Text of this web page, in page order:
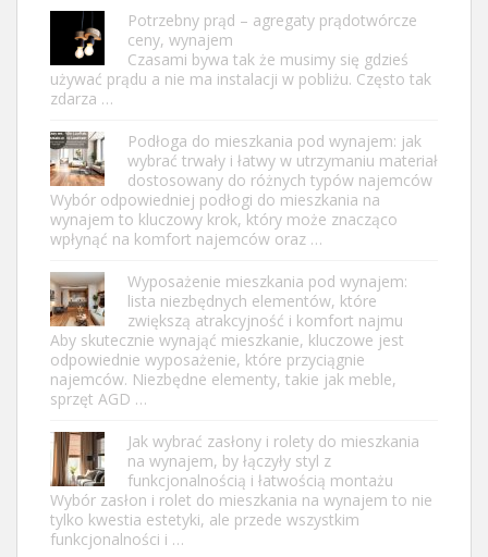
Potrzebny prąd – agregaty prądotwórcze
ceny, wynajem
Czasami bywa tak że musimy się gdzieś
używać prądu a nie ma instalacji w pobliżu. Często tak
zdarza …
Podłoga do mieszkania pod wynajem: jak
wybrać trwały i łatwy w utrzymaniu materiał
dostosowany do różnych typów najemców
Wybór odpowiedniej podłogi do mieszkania na
wynajem to kluczowy krok, który może znacząco
wpłynąć na komfort najemców oraz …
Wyposażenie mieszkania pod wynajem:
lista niezbędnych elementów, które
zwiększą atrakcyjność i komfort najmu
Aby skutecznie wynająć mieszkanie, kluczowe jest
odpowiednie wyposażenie, które przyciągnie
najemców. Niezbędne elementy, takie jak meble,
sprzęt AGD …
Jak wybrać zasłony i rolety do mieszkania
na wynajem, by łączyły styl z
funkcjonalnością i łatwością montażu
Wybór zasłon i rolet do mieszkania na wynajem to nie
tylko kwestia estetyki, ale przede wszystkim
funkcjonalności i …